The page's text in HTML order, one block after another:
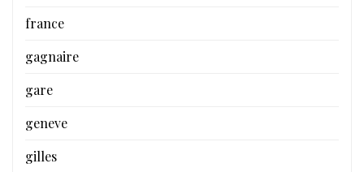
france
gagnaire
gare
geneve
gilles